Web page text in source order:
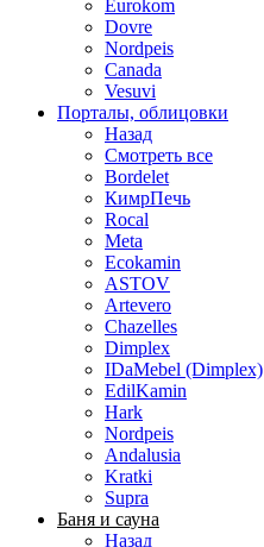
Eurokom
Dovre
Nordpeis
Canada
Vesuvi
Порталы, облицовки
Назад
Смотреть все
Bordelet
КимрПечь
Rocal
Meta
Ecokamin
ASTOV
Artevero
Chazelles
Dimplex
IDaMebel (Dimplex)
EdilKamin
Hark
Nordpeis
Andalusia
Kratki
Supra
Баня и сауна
Назад